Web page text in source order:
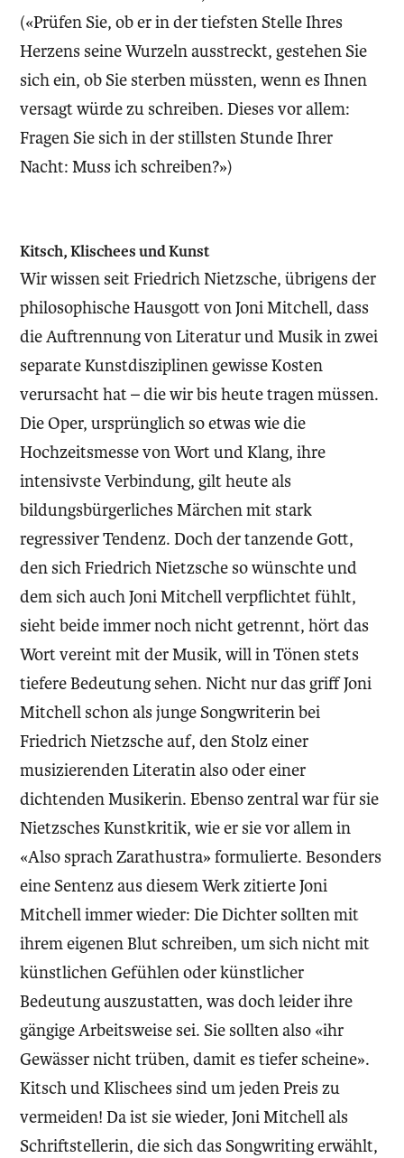
(«Prüfen Sie, ob er in der tiefsten Stelle Ihres
Herzens seine Wurzeln ausstreckt, gestehen Sie
sich ein, ob Sie sterben müssten, wenn es Ihnen
versagt würde zu schreiben. Dieses vor allem:
Fragen Sie sich in der stillsten Stunde Ihrer
Nacht: Muss ich schreiben?»)
Kitsch, Klischees und Kunst
Wir wissen seit Friedrich Nietzsche, übrigens der
philosophische Hausgott von Joni Mitchell, dass
die Auftrennung von Literatur und Musik in zwei
separate Kunstdisziplinen gewisse Kosten
verursacht hat – die wir bis heute tragen müssen.
Die Oper, ursprünglich so etwas wie die
Hochzeitsmesse von Wort und Klang, ihre
intensivste Verbindung, gilt heute als
bildungsbürgerliches Märchen mit stark
regressiver Tendenz. Doch der tanzende Gott,
den sich Friedrich Nietzsche so wünschte und
dem sich auch Joni Mitchell verpflichtet fühlt,
sieht beide immer noch nicht getrennt, hört das
Wort vereint mit der Musik, will in Tönen stets
tiefere Bedeutung sehen. Nicht nur das griff Joni
Mitchell schon als junge Songwriterin bei
Friedrich Nietzsche auf, den Stolz einer
musizierenden Literatin also oder einer
dichtenden Musikerin. Ebenso zentral war für sie
Nietzsches Kunstkritik, wie er sie vor allem in
«Also sprach Zarathustra» formulierte. Besonders
eine Sentenz aus diesem Werk zitierte Joni
Mitchell immer wieder: Die Dichter sollten mit
ihrem eigenen Blut schreiben, um sich nicht mit
künstlichen Gefühlen oder künstlicher
Bedeutung auszustatten, was doch leider ihre
gängige Arbeitsweise sei. Sie sollten also «ihr
Gewässer nicht trüben, damit es tiefer scheine».
Kitsch und Klischees sind um jeden Preis zu
vermeiden! Da ist sie wieder, Joni Mitchell als
Schriftstellerin, die sich das Songwriting erwählt,